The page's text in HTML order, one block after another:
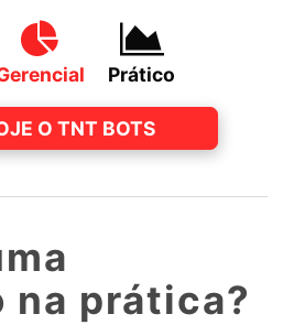
Prático
O TNT BOTS
na prática?